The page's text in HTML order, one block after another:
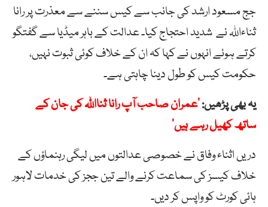
جج مسعود ارشد کی جانب سے کیس سننے سے معذرت پر رانا
ثناءاللہ نے شدید احتجاج کیا۔ عدالت کے باہر میڈیا سے گفتگو
کرتے ہوئے انہوں نے کہا کہ ان کے خلاف کوئی ثبوت نہیں،
حکومت کیس کو طول دینا چاہتی ہے۔
یہ بھی پڑھیں:’عمران صاحب آپ رانا ثنااللہ کی جان کے
ساتھ کھیل رہے ہیں‘
دریں اثناء وفاق نے خصوصی عدالتوں میں لیگی رہنماؤں کے
خلاف کیسز کی سماعت کرنے والے تین ججز کی خدمات لاہور
ہائی کورٹ کو واپس کر دیں۔